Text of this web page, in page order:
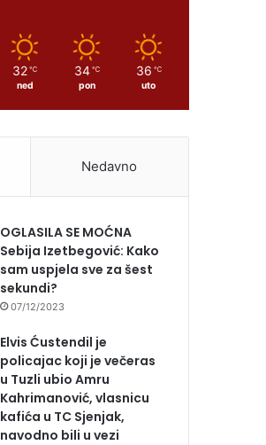
32 ℃
ned
34 ℃
pon
36 ℃
uto
Nedavno
OGLASILA SE MOĆNA
Sebija Izetbegović: Kako
sam uspjela sve za šest
sekundi?
07/12/2023
Elvis Ćustendil je
policajac koji je večeras
u Tuzli ubio Amru
Kahrimanović, vlasnicu
kafića u TC Sjenjak,
navodno bili u vezi